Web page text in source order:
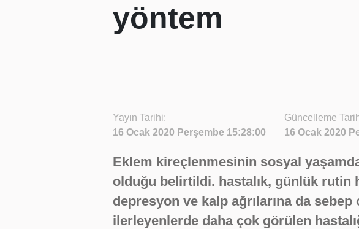
yöntem
Yayın Tarihi:
16 Ocak 2020 Perşembe 15:28:00
Güncelleme
16 Ocak 2020
Eklem kireçlenmesinin sosyal
olduğu belirtildi. hastalık, günlük rutin
depresyon ve kalp ağrılarına da sebep
ilerleyenlerde daha çok görülen